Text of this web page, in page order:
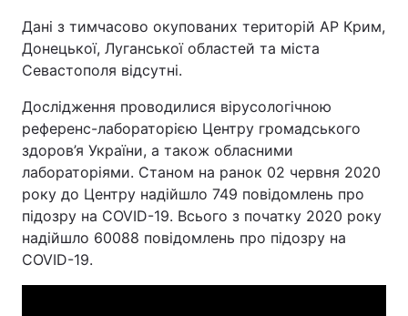
Дані з тимчасово окупованих територій АР Крим,
Донецької, Луганської областей та міста
Севастополя відсутні.
Дослідження проводилися вірусологічною
референс-лабораторією Центру громадського
здоров’я України, а також обласними
лабораторіями. Станом на ранок 02 червня 2020
року до Центру надійшло 749 повідомлень про
підозру на COVID-19. Всього з початку 2020 року
надійшло 60088 повідомлень про підозру на
COVID-19.